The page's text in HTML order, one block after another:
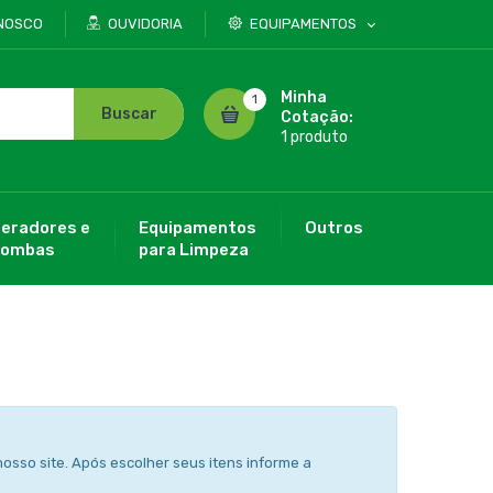
OUVIDORIA EQUIPAMENTOS
Buscar
1
Minha
Cotação:
1 produto
e
Equipamentos
para Limpeza
Outros
site. Após escolher seus itens informe a